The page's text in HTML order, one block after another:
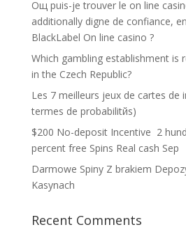
Oщ puis-je trouver le on line
additionally digne de confiance,
BlackLabel On line casino ?
Which gambling establishment is
in the Czech Republic?
Les 7 meilleurs jeux de cartes de
termes de probabilitйs)
$200 No-deposit Incentive ️ 2
percent free Spins Real cash Sep
Darmowe Spiny Z brakiem
Kasynach
Recent Comments